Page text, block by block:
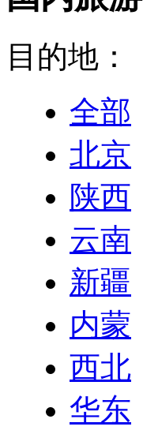
目的地：
全部
北京
陕西
云南
新疆
内蒙
西北
华东